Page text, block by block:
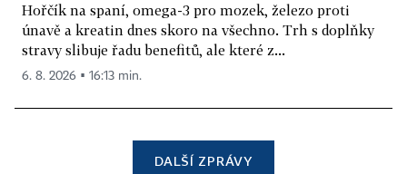
Hořčík na spaní, omega-3 pro mozek, železo proti
únavě a kreatin dnes skoro na všechno. Trh s doplňky
stravy slibuje řadu benefitů, ale které z...
6. 8. 2026 ▪ 16:13 min.
DALŠÍ ZPRÁVY